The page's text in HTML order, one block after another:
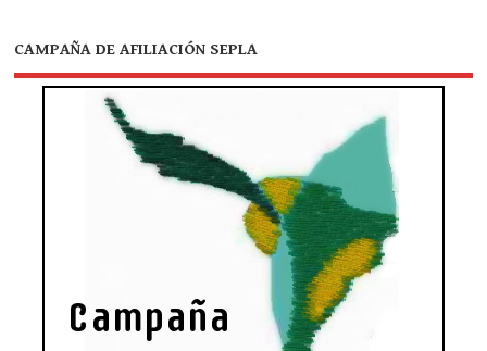
CAMPAÑA DE AFILIACIÓN SEPLA